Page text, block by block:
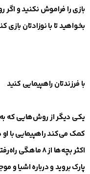
بازی را فراموش نکنید و اگر
بخواهید تا با نوزادتان بازی
با فرزندتان راهپیمایی کنید
کمک می‌کند راهپیمایی با
اکثر بچه‌ها از ۸
پارک بروید و درباره اشیا و